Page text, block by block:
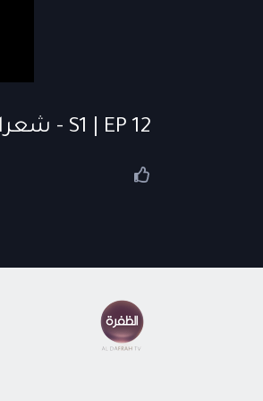
S1 | EP 12 - شعراء الملايين | الحلقة 12